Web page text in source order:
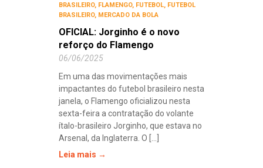
BRASILEIRO, FLAMENGO, FUTEBOL, FUTEBOL
BRASILEIRO, MERCADO DA BOLA
OFICIAL: Jorginho é o novo
reforço do Flamengo
06/06/2025
Em uma das movimentações mais
impactantes do futebol brasileiro nesta
janela, o Flamengo oficializou nesta
sexta-feira a contratação do volante
ítalo-brasileiro Jorginho, que estava no
Arsenal, da Inglaterra. O [...]
Leia mais →